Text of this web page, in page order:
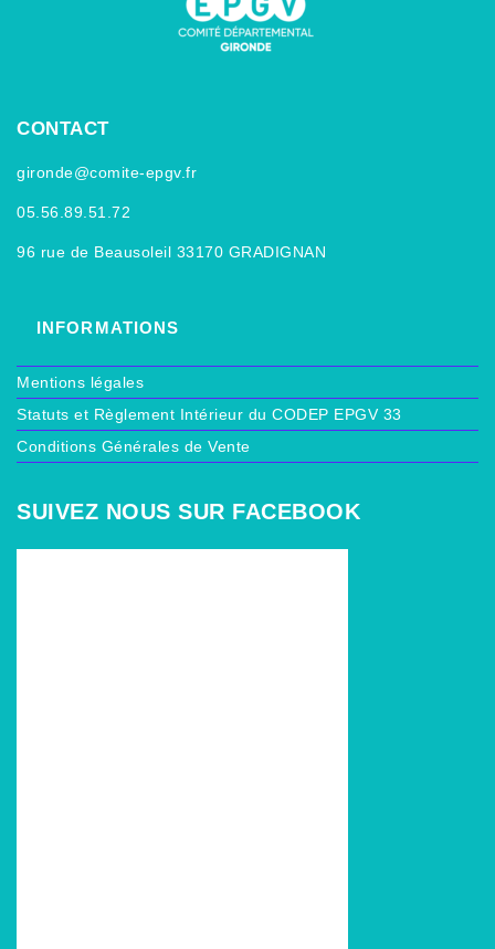
CONTACT
gironde@comite-epgv.fr
05.56.89.51.72
96 rue de Beausoleil 33170 GRADIGNAN
INFORMATIONS
Mentions légales
Statuts et Règlement Intérieur du CODEP EPGV 33
Conditions Générales de Vente
SUIVEZ NOUS SUR FACEBOOK